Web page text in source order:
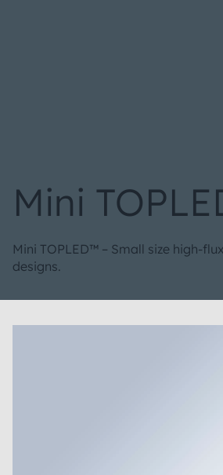
Mini
Mini TOPLED™ – Small size high-
designs.